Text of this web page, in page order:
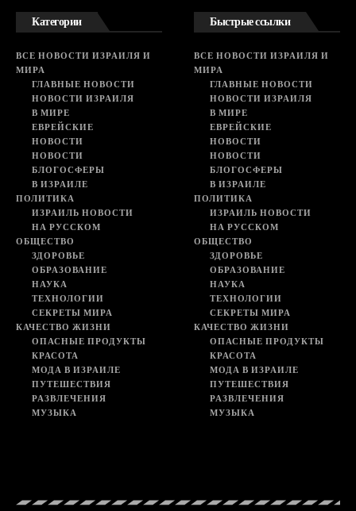
Категории
ВСЕ НОВОСТИ ИЗРАИЛЯ И
МИРА
ГЛАВНЫЕ НОВОСТИ
НОВОСТИ ИЗРАИЛЯ
В МИРЕ
ЕВРЕЙСКИЕ
НОВОСТИ
НОВОСТИ
БЛОГОСФЕРЫ
В ИЗРАИЛЕ
ПОЛИТИКА
ИЗРАИЛЬ НОВОСТИ
НА РУССКОМ
ОБЩЕСТВО
ЗДОРОВЬЕ
ОБРАЗОВАНИЕ
НАУКА
ТЕХНОЛОГИИ
СЕКРЕТЫ МИРА
КАЧЕСТВО ЖИЗНИ
ОПАСНЫЕ ПРОДУКТЫ
КРАСОТА
МОДА В ИЗРАИЛЕ
ПУТЕШЕСТВИЯ
РАЗВЛЕЧЕНИЯ
МУЗЫКА
Быстрые ссылки
ВСЕ НОВОСТИ ИЗРАИЛЯ И
МИРА
ГЛАВНЫЕ НОВОСТИ
НОВОСТИ ИЗРАИЛЯ
В МИРЕ
ЕВРЕЙСКИЕ
НОВОСТИ
НОВОСТИ
БЛОГОСФЕРЫ
В ИЗРАИЛЕ
ПОЛИТИКА
ИЗРАИЛЬ НОВОСТИ
НА РУССКОМ
ОБЩЕСТВО
ЗДОРОВЬЕ
ОБРАЗОВАНИЕ
НАУКА
ТЕХНОЛОГИИ
СЕКРЕТЫ МИРА
КАЧЕСТВО ЖИЗНИ
ОПАСНЫЕ ПРОДУКТЫ
КРАСОТА
МОДА В ИЗРАИЛЕ
ПУТЕШЕСТВИЯ
РАЗВЛЕЧЕНИЯ
МУЗЫКА